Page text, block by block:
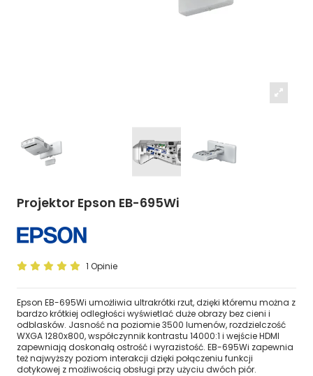
Projektor Epson EB-695Wi
1 Opinie
Epson EB-695Wi umożliwia ultrakrótki rzut, dzięki któremu można z
bardzo krótkiej odległości wyświetlać duże obrazy bez cieni i
odblasków. Jasność na poziomie 3500 lumenów, rozdzielczość
WXGA 1280x800, współczynnik kontrastu 14000:1 i wejście HDMI
zapewniają doskonałą ostrość i wyrazistość. EB-695Wi zapewnia
też najwyższy poziom interakcji dzięki połączeniu funkcji
dotykowej z możliwością obsługi przy użyciu dwóch piór.